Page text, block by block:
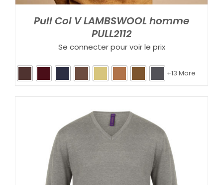
Pull Col V LAMBSWOOL homme
PULL2112
Se connecter pour voir le prix
+13 More